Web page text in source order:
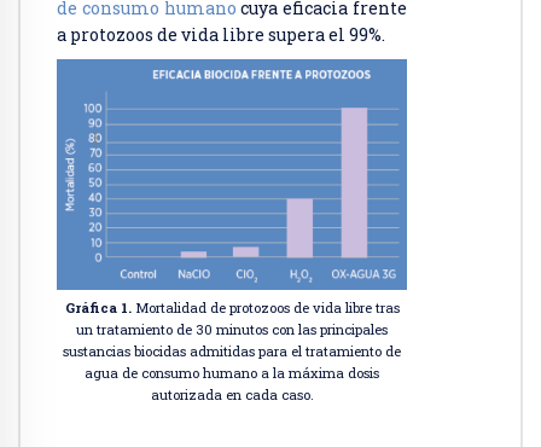
de consumo humano cuya eficacia frente
a protozoos de vida libre supera el 99%.
Gráfica 1.Mortalidad de protozoos de vida libre tras
un tratamiento de 30 minutos con las principales
sustancias biocidas admitidas para el tratamiento de
agua de consumo humano a la máxima dosis
autorizada en cada caso.